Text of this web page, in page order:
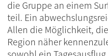
die Gruppe an einem
teil. Ein
Allen die Möglichkeit,
Region näher